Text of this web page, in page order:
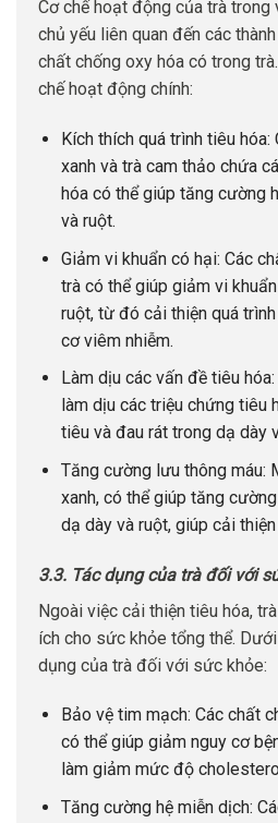
Cơ chế hoạt động của trà trong
chủ yếu liên quan đến các
chất chống oxy hóa có trong
chế hoạt động chính:
Kích thích quá trình tiêu
xanh và trà cam thảo chứa
hóa có thể giúp tăng cường
và ruột.
Giảm vi khuẩn có hại: Các
trà có thể giúp giảm vi
ruột, từ đó cải thiện quá
cơ viêm nhiễm.
Làm dịu các vấn đề tiêu
làm dịu các triệu chứng tiêu
tiêu và đau rát trong dạ dày
Tăng cường lưu thông máu:
xanh, có thể giúp tăng
dạ dày và ruột, giúp cải
3.3. Tác dụng của trà đối với
Ngoài việc cải thiện tiêu hóa,
ích cho sức khỏe tổng thể.
dụng của trà đối với sức khỏe:
Bảo vệ tim mạch: Các chất
có thể giúp giảm nguy cơ
làm giảm mức độ
Tăng cường hệ miễn dịch: